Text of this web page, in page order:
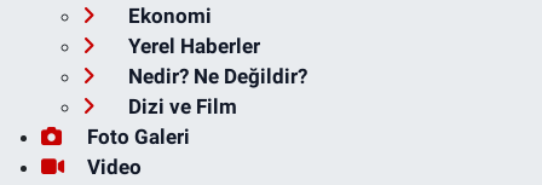
Ekonomi
Yerel Haberler
Nedir? Ne Değildir?
Dizi ve Film
Foto Galeri
Video